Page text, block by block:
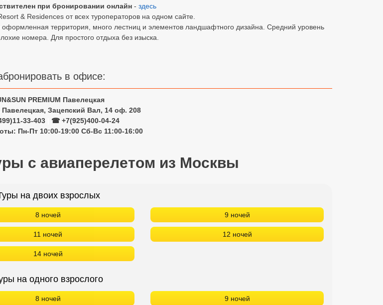
при бронировании онлайн - здесь
& Residences от всех туроператоров на одном сайте.
территория, много лестниц и элементов ландшафтного дизайна. Средний уровень
номера. Для простого отдыха без изыска.
в офисе:
PREMIUM Павелецкая
Павелецкая, Зацепский Вал, 14 оф. 208
33-403
☎ +7(925)400-04-24
Пн-Пт 10:00-19:00 Сб-Вс 11:00-16:00
с авиаперелетом из Москвы
на двоих взрослых
8 ночей 9 ночей
11 ночей 12 ночей
14 ночей
на одного взрослого
8 ночей 9 ночей